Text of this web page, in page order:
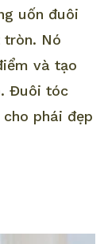
uốn đuôi
tròn. Nó
và tạo
Đuôi tóc
phái đẹp